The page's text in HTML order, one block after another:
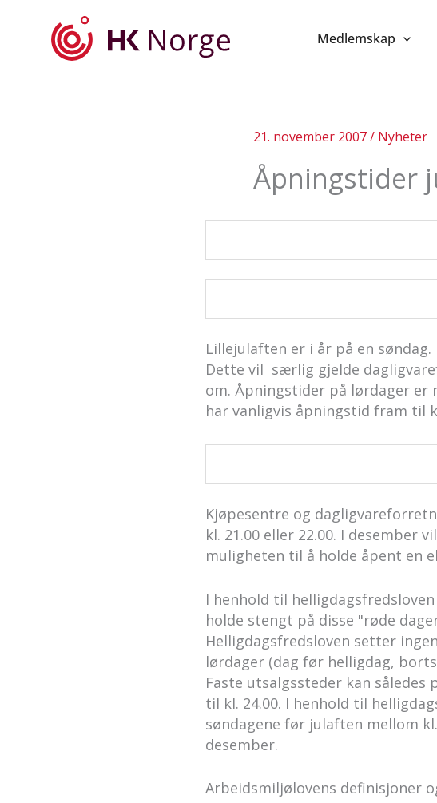
Medlemskap
21. november 2007/ Nyheter
Åpningstider
Lillejulaften er i år på en
Dette vil særlig gjelde
om. Åpningstider på lørdager
har vanligvis åpningstid fram til
Kjøpesentre og
kl. 21.00 eller 22.00. I desember
muligheten til å holde åpent en
I henhold til
holde stengt på disse "røde
Helligdagsfredsloven setter
lørdager (dag før helligdag,
Faste utsalgssteder kan
til kl. 24.00. I henhold til
søndagene før julaften mellom
desember.
Arbeidsmiljølovens definisjoner